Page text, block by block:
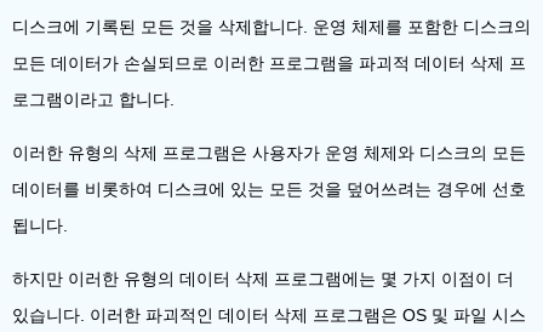
디스크에 기록된 모든 것을 삭제합니다. 운영 체제를 포함한 디스크의
모든 데이터가 손실되므로 이러한 프로그램을 파괴적 데이터 삭제 프
로그램이라고 합니다.
이러한 유형의 삭제 프로그램은 사용자가 운영 체제와 디스크의 모든
데이터를 비롯하여 디스크에 있는 모든 것을 덮어쓰려는 경우에 선호
됩니다.
하지만 이러한 유형의 데이터 삭제 프로그램에는 몇 가지 이점이 더
있습니다. 이러한 파괴적인 데이터 삭제 프로그램은 OS 및 파일 시스